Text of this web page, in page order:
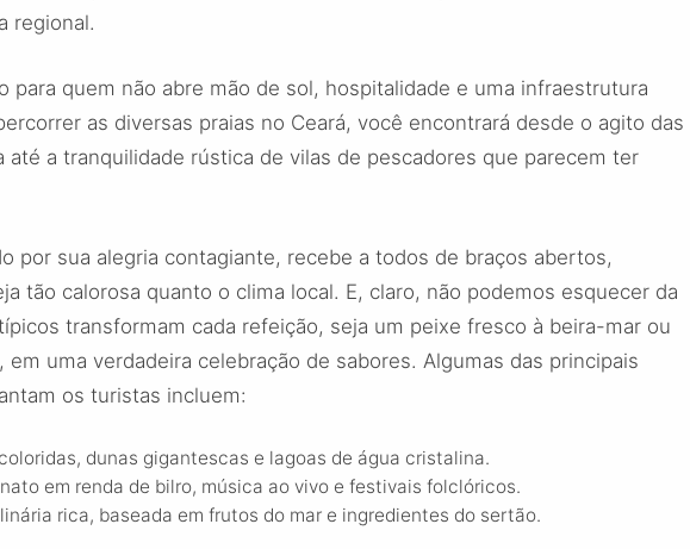
regional.
para quem não abre mão de sol, hospitalidade e uma infraestrutura
as diversas praias no Ceará, você encontrará desde o agito das
até a tranquilidade rústica de vilas de pescadores que parecem ter
por sua alegria contagiante, recebe a todos de braços abertos,
tão calorosa quanto o clima local. E, claro, não podemos esquecer da
transformam cada refeição, seja um peixe fresco à beira-mar ou
uma verdadeira celebração de sabores. Algumas das principais
os turistas incluem:
dunas gigantescas e lagoas de água cristalina.
em renda de bilro, música ao vivo e festivais folclóricos.
rica, baseada em frutos do mar e ingredientes do sertão.